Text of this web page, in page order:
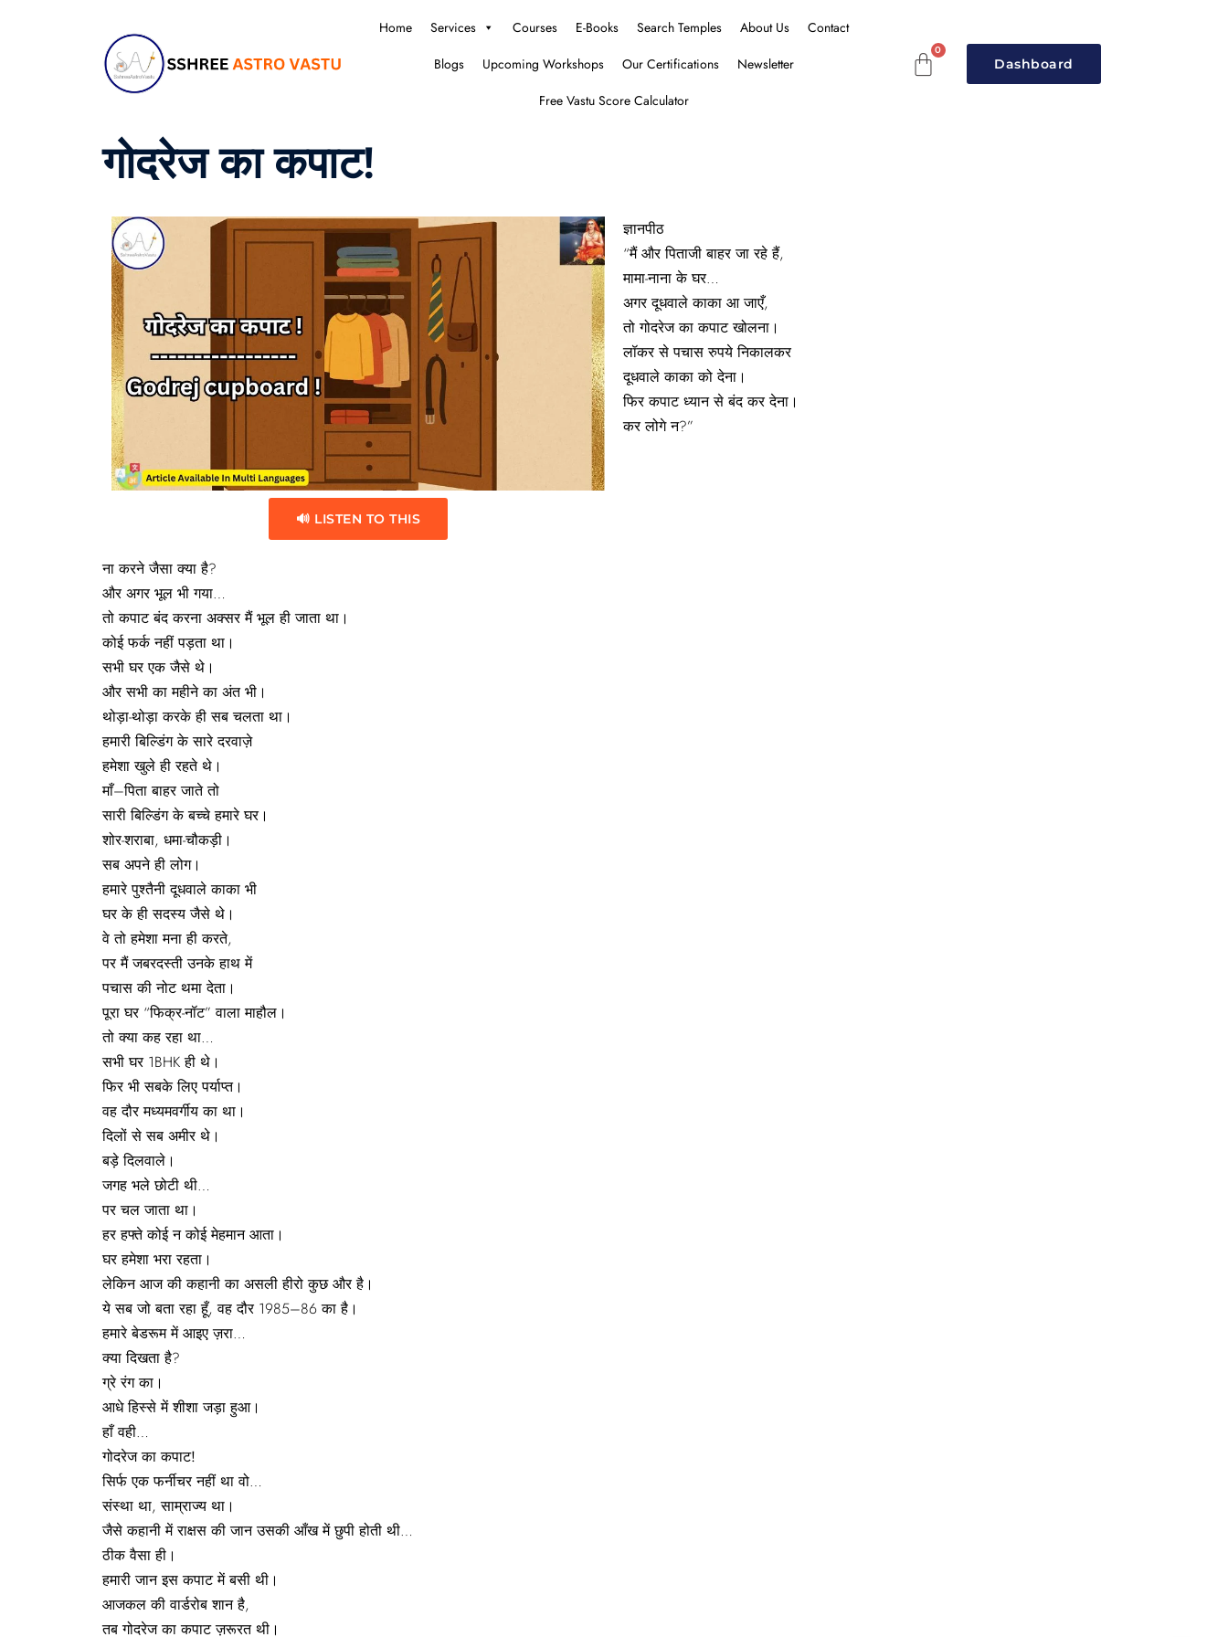
Home Services Courses E-Books Search Temples About Us
Contact
Blogs
Upcoming Workshops Our Certifications
Newsletter
Free Vastu Score Calculator
Dashboard
गोदरेज का कपाट!
🔊 LISTEN TO THIS
ज्ञानपीठ
“मैं और पिताजी बाहर जा रहे हैं,
मामा-नाना के घर…
अगर दूधवाले काका आ जाएँ,
तो गोदरेज का कपाट खोलना।
लॉकर से पचास रुपये निकालकर
दूधवाले काका को देना।
फिर कपाट ध्यान से बंद कर देना।
कर लोगे न?”
ना करने जैसा क्या है?
और अगर भूल भी गया…
तो कपाट बंद करना अक्सर मैं भूल ही जाता था।
कोई फर्क नहीं पड़ता था।
सभी घर एक जैसे थे।
और सभी का महीने का अंत भी।
थोड़ा-थोड़ा करके ही सब चलता था।
हमारी बिल्डिंग के सारे दरवाज़े
हमेशा खुले ही रहते थे।
माँ–पिता बाहर जाते तो
सारी बिल्डिंग के बच्चे हमारे घर।
शोर-शराबा, धमा-चौकड़ी।
सब अपने ही लोग।
हमारे पुश्तैनी दूधवाले काका भी
घर के ही सदस्य जैसे थे।
वे तो हमेशा मना ही करते,
पर मैं जबरदस्ती उनके हाथ में
पचास की नोट थमा देता।
पूरा घर “फिक्र-नॉट” वाला माहौल।
तो क्या कह रहा था…
सभी घर 1BHK ही थे।
फिर भी सबके लिए पर्याप्त।
वह दौर मध्यमवर्गीय का था।
दिलों से सब अमीर थे।
बड़े दिलवाले।
जगह भले छोटी थी…
पर चल जाता था।
हर हफ्ते कोई न कोई मेहमान आता।
घर हमेशा भरा रहता।
लेकिन आज की कहानी का असली हीरो कुछ और है।
ये सब जो बता रहा हूँ, वह दौर 1985–86 का है।
हमारे बेडरूम में आइए ज़रा…
क्या दिखता है?
ग्रे रंग का।
आधे हिस्से में शीशा जड़ा हुआ।
हाँ वही…
गोदरेजकाकपाट!
सिर्फ एक फर्नीचर नहीं था वो…
संस्था था, साम्राज्य था।
जैसे कहानी में राक्षस की जान उसकी आँख में छुपी होती थी…
ठीक वैसा ही।
हमारी जान इस कपाट में बसी थी।
आजकल की वार्डरोब शान है,
तब गोदरेज का कपाट ज़रूरत थी।